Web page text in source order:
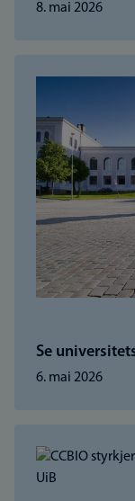
8. mai 2026
Se
6. mai 2026